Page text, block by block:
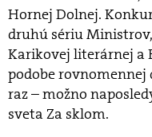
Hornej Dolnej.
druhú sériu
Karikovej literárnej a
podobe
raz – možno
sveta Za sklom.